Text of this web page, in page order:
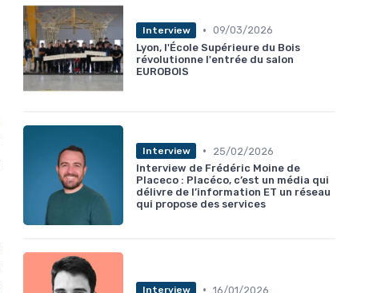
Interview • 09/03/2026
Lyon, l'École Supérieure du Bois
révolutionne l'entrée du salon
EUROBOIS
Interview •
25/02/2026
Interview de Frédéric Moine de
Placeco : Placéco, c’est un média qui
délivre de l’information ET un réseau
qui propose des services
Interview • 16/01/2026